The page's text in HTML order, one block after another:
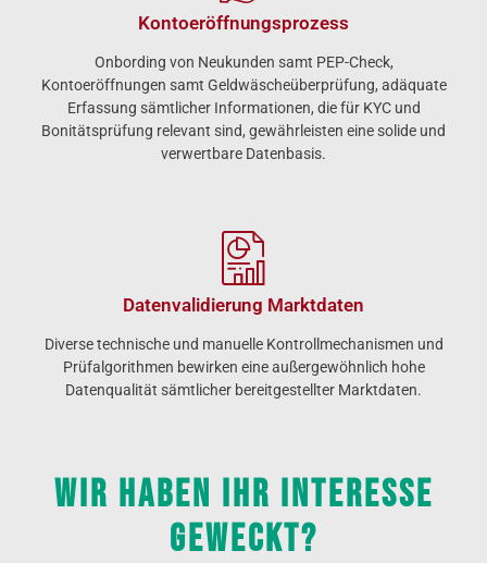
Kontoeröffnungs­prozess
Onbording von Neukunden samt PEP-Check,
Kontoeröffnungen samt Geldwäscheüberprüfung, adäquate
Erfassung sämtlicher Informationen, die für KYC und
Bonitätsprüfung relevant sind, gewährleisten eine solide und
verwertbare Datenbasis.
Datenvalidierung Marktdaten
Diverse technische und manuelle Kontrollmechanismen und
Prüfalgorithmen bewirken eine außergewöhnlich hohe
Datenqualität sämtlicher bereitgestellter Marktdaten.
Wir haben Ihr Interesse
geweckt?